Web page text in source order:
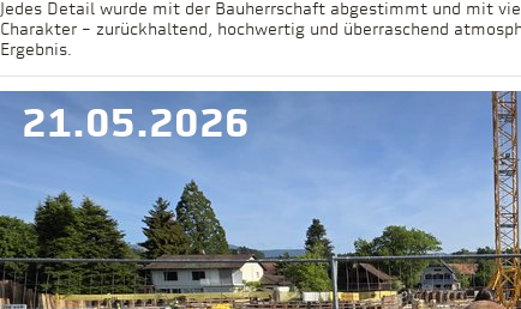
Jedes Detail wurde mit der Bauherrschaft abgestimmt und mit
Charakter – zurückhaltend, hochwertig und überraschend
Ergebnis.
21.05.2026
21.05.2026